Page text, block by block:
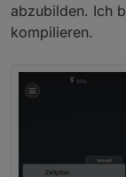
abzubilden. Ich
kompilieren.